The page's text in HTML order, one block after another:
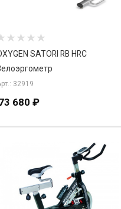
SATORI RB HRC
32919
680 ₽